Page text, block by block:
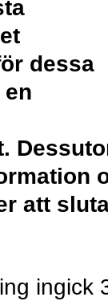
dessa
att
ingick